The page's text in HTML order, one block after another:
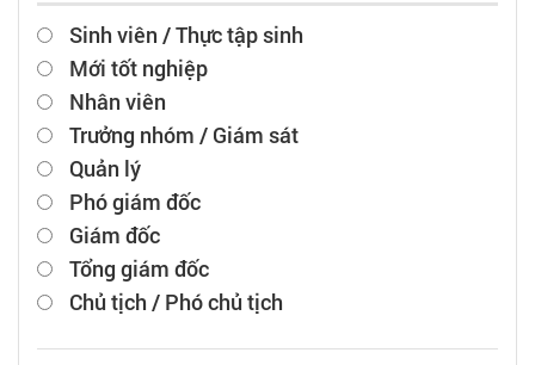
Sinh viên / Thực tập sinh
Mới tốt nghiệp
Nhân viên
Trưởng nhóm / Giám sát
Quản lý
Phó giám đốc
Giám đốc
Tổng giám đốc
Chủ tịch / Phó chủ tịch